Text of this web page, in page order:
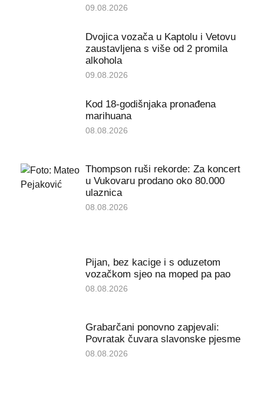
09.08.2026
Dvojica vozača u Kaptolu i Vetovu
zaustavljena s više od 2 promila
alkohola
09.08.2026
Kod 18-godišnjaka pronađena
marihuana
08.08.2026
Thompson ruši rekorde: Za koncert
u Vukovaru prodano oko 80.000
ulaznica
08.08.2026
Pijan, bez kacige i s oduzetom
vozačkom sjeo na moped pa pao
08.08.2026
Grabarčani ponovno zapjevali:
Povratak čuvara slavonske pjesme
08.08.2026